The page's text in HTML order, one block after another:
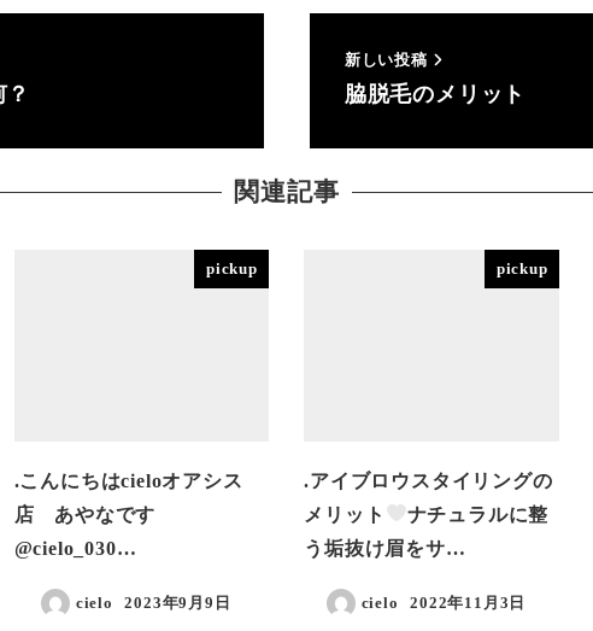
新しい投稿
脇脱毛のメリット
関連記事
pickup
.こんにちは️cieloオアシス
店 あやなです
@cielo_030…
cielo
投稿日
2023年9月9日
pickup
.アイブロウスタイリングの
メリット
ナチュラルに整
う垢抜け眉をサ…
cielo
投稿日
2022年11月3日